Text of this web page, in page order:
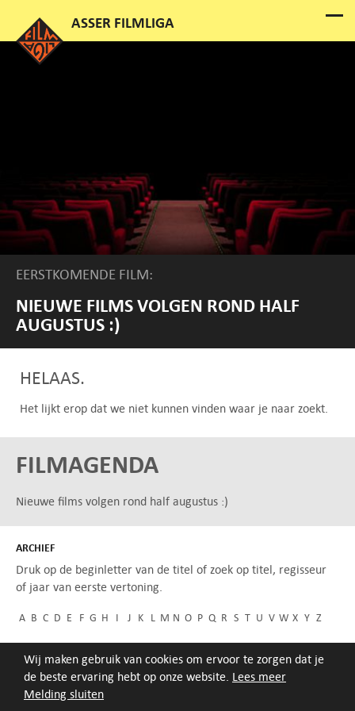
Melding sluiten
Wij maken gebruik van cookies om ervoor te zorgen dat je
de beste ervaring hebt op onze website. Lees meer
EERSTKOMENDE FILM:
NIEUWE FILMS VOLGEN ROND HALF
AUGUSTUS :)
HELAAS.
Het lijkt erop dat we niet kunnen vinden waar je naar zoekt.
FILMAGENDA
Nieuwe films volgen rond half augustus :)
ARCHIEF
Druk op de beginletter van de titel of zoek op titel, regisseur
of jaar van eerste vertoning.
A B C D E F G H I J K L M N O P Q R S T U V W X Y Z